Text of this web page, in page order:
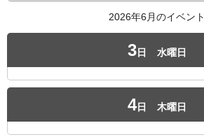
2026年6月のイベント
3日 水曜日
4日 木曜日